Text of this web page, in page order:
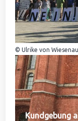
© Ulrike von Wiesenau
Kundgebung